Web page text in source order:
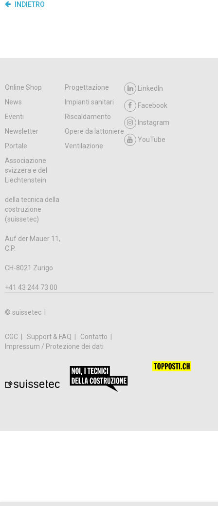
INDIETRO
Online Shop
Progettazione
News
Impianti sanitari
Eventi
Riscaldamento
Newsletter
Opere da lattoniere
Portale
Ventilazione
LinkedIn
Facebook
Instagram
YouTube
Associazione
svizzera e del
Liechtenstein
della tecnica della
costruzione
(suissetec)
Auf der Mauer 11,
C.P.
CH-8021 Zurigo
+41 43 244 73 00
© suissetec |
CGC Support & FAQ
Contatto
Impressum / Protezione dei dati